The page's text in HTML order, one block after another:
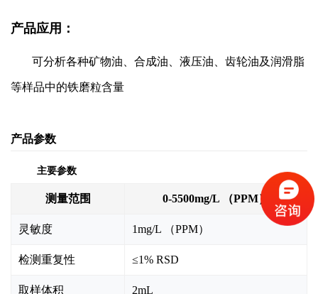
产品应用：
可分析各种矿物油、合成油、液压油、齿轮油及润滑脂
等样品中的铁磨粒含量
产品参数
主要参数
测量范围 0-5500mg/L （PPM）
灵敏度 1mg/L （PPM）
检测重复性 ≤1% RSD
取样体积 2mL